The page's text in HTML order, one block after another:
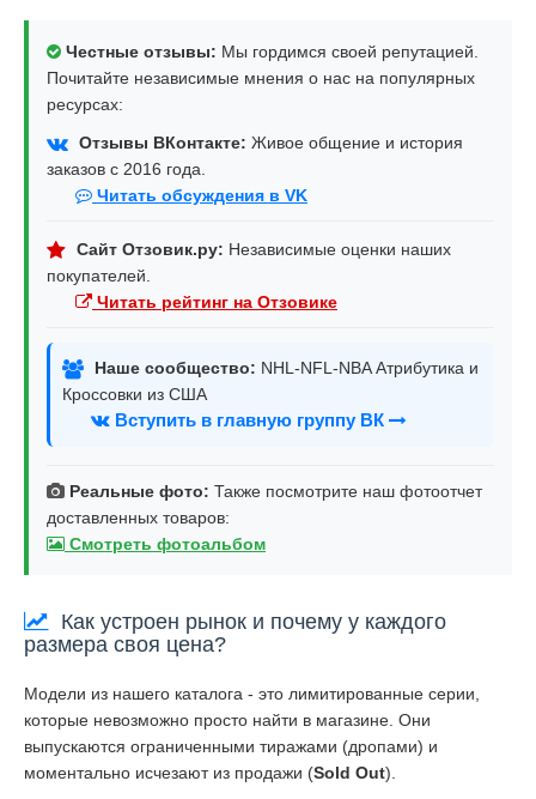
Честные отзывы: Мы гордимся своей репутацией.
Почитайте независимые мнения о нас на популярных
ресурсах:
Отзывы ВКонтакте: Живое общение и история
заказов с 2016 года.
Читать обсуждения в VK
Сайт Отзовик.ру: Независимые оценки наших
покупателей.
Читать рейтинг на Отзовике
Наше сообщество: NHL-NFL-NBA Атрибутика и
Кроссовки из США
Вступить в главную группу ВК
Реальные фото: Также посмотрите наш фотоотчет
доставленных товаров:
Смотреть фотоальбом
Как устроен рынок и почему у каждого
размера своя цена?
Модели из нашего каталога - это лимитированные серии,
которые невозможно просто найти в магазине. Они
выпускаются ограниченными тиражами (дропами) и
моментально исчезают из продажи (Sold Out).